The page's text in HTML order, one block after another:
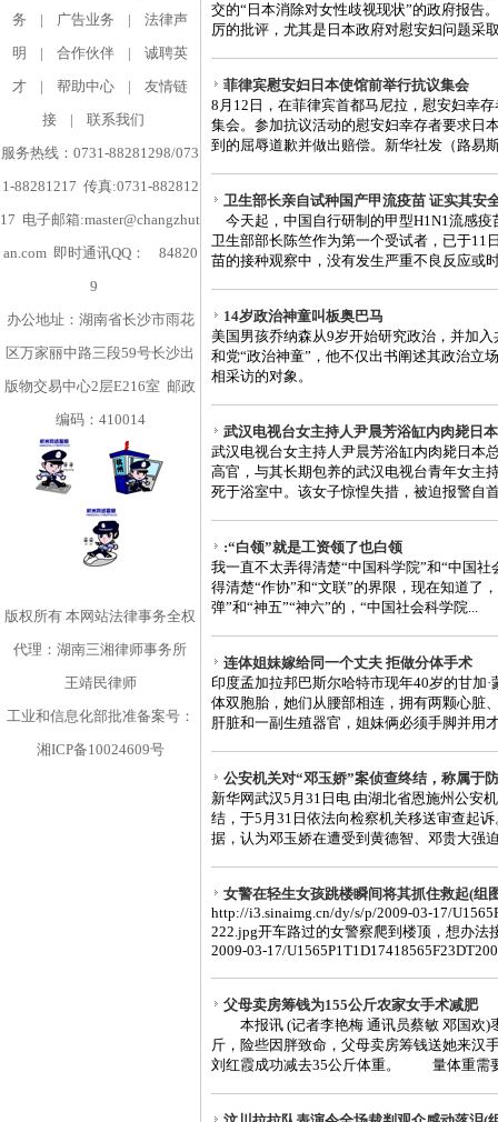
交的“日本消除对女性歧视现状”的政府报告
厉的批评，尤其是日本政府对慰安妇问题采
菲律宾慰安妇日本使馆前举行抗议集会
8月12日，在菲律宾首都马尼拉，慰安妇幸
集会。参加抗议活动的慰安妇幸存者要求日
到的屈辱道歉并做出赔偿。新华社发（路易
卫生部长亲自试种国产甲流疫苗 证实其安
今天起，中国自行研制的甲型H1N1流感
卫生部部长陈竺作为第一个受试者，已于11
苗的接种观察中，没有发生严重不良反应或
14岁政治神童叫板奥巴马
美国男孩乔纳森从9岁开始研究政治，并加
和党“政治神童”，他不仅出书阐述其政治立
相采访的对象。
武汉电视台女主持人尹晨芳浴缸内肉毙日
武汉电视台女主持人尹晨芳浴缸内肉毙日本
高官，与其长期包养的武汉电视台青年女主
死于浴室中。该女子惊惶失措，被迫报警自
:“白领”就是工资领了也白领
我一直不太弄得清楚“中国科学院”和“中国
得清楚“作协”和“文联”的界限，现在知道了
弹”和“神五”“神六”的，“中国社会科学院...
连体姐妹嫁给同一个丈夫 拒做分体手术
印度孟加拉邦巴斯尔哈特市现年40岁的甘加
体双胞胎，她们从腰部相连，拥有两颗心脏
肝脏和一副生殖器官，姐妹俩必须手脚并用
公安机关对“邓玉娇”案侦查终结，称属于
新华网武汉5月31日电 由湖北省恩施州公安
结，于5月31日依法向检察机关移送审查起
据，认为邓玉娇在遭受到黄德智、邓贵大强
女警在轻生女孩跳楼瞬间将其抓住救起(组
http://i3.sinaimg.cn/dy/s/p/2009-03-17/
222.jpg开车路过的女警察爬到楼顶，想办法
2009-03-17/
父母卖房筹钱为155公斤农家女手术减肥
本报讯 (记者李艳梅 通讯员蔡敏 邓国欢)
斤，险些因胖致命，父母卖房筹钱送她来汉
刘红霞成功减去35公斤体重。 量体重
务
| 广告业务 |
法律声
明
| 合作伙伴 |
诚聘英
才
| 帮助中心 |
友情链
接
|
联系我们
服务热线：0731-88281298/073
1-88281217 传真:0731-882812
17 电子邮箱:master@changzhut
an.com 即时通讯QQ：
84820
9
办公地址：湖南省长沙市雨花
区万家丽中路三段59号长沙出
版物交易中心2层E216室 邮政
编码：410014
版权所有 本网站法律事务全权
代理：湖南三湘律师事务所
王靖民律师
工业和信息化部批准备案号：
湘ICP备10024609号